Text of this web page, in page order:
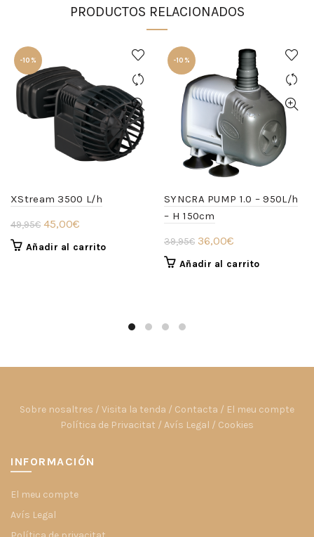
PRODUCTOS RELACIONADOS
-10%
XStream 3500 L/h
49,95€ El
precio
45,00€
precio
Añadir al carrito
-10%
SYNCRA PUMP 1.0 – 950L/h
– H 150cm
39,95€ El
precio
36,00€
precio
Añadir al carrito
Sobre nosaltres / Visita la tenda / Contacta / El meu compte
Política de Privacitat / Avís Legal / Cookies
INFORMACIÓN
El meu compte
Avís Legal